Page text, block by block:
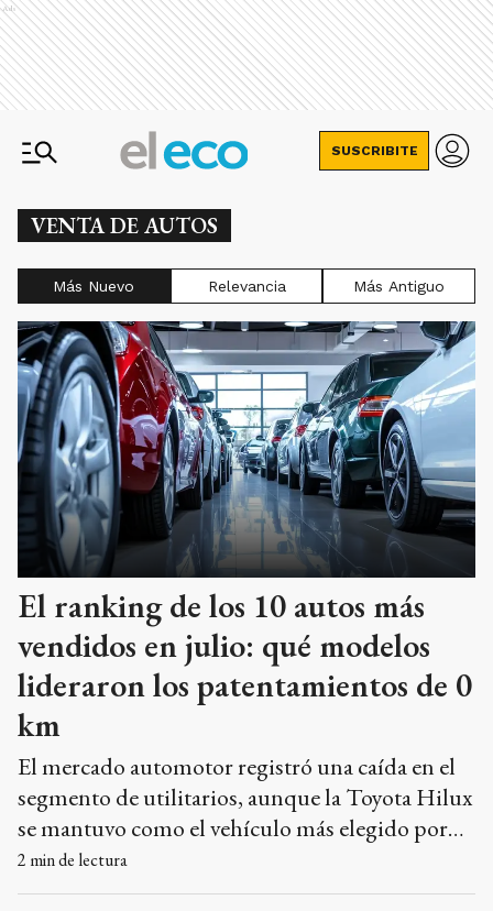
Ads
SUSCRIBITE
VENTA DE AUTOS
Más Nuevo Relevancia Más Antiguo
El ranking de los 10 autos más
vendidos en julio: qué modelos
lideraron los patentamientos de 0
km
El mercado automotor registró una caída en el
segmento de utilitarios, aunque la Toyota Hilux
se mantuvo como el vehículo más elegido por
cuarto mes consecutivo.
2 min de lectura